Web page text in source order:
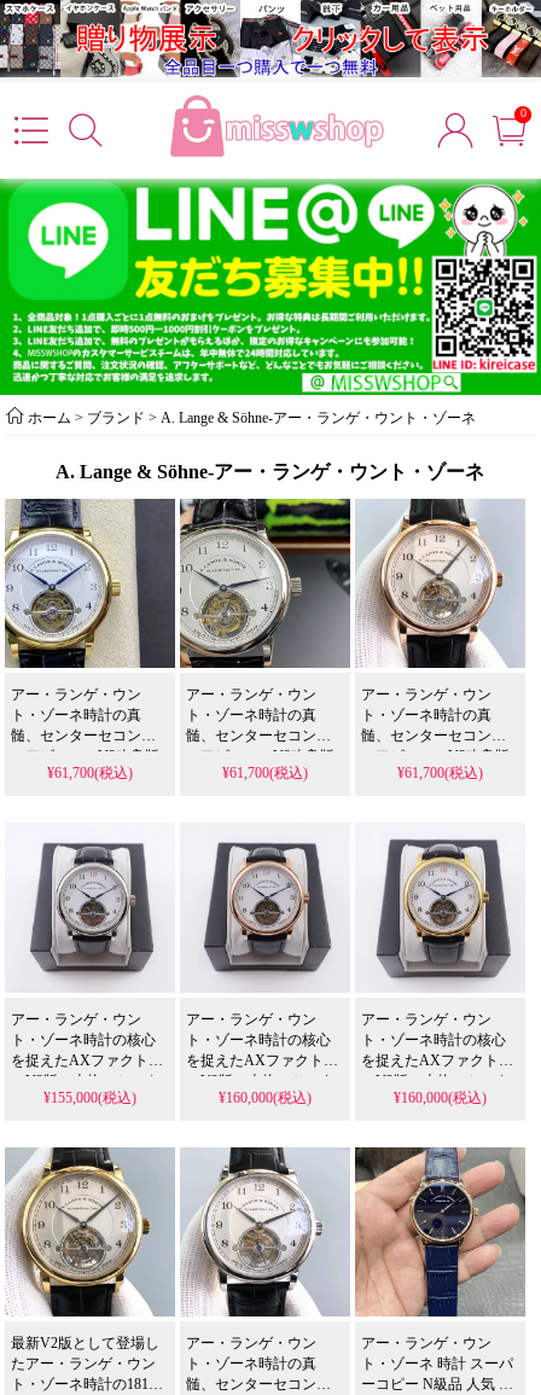
0
ホーム > ブランド > A. Lange & Söhne-アー・ランゲ・ウント・ゾーネ
A. Lange & Söhne-アー・ランゲ・ウント・ゾーネ
アー・ランゲ・ウン
ト・ゾーネ時計の真
髄、センターセコンド
ツアビヨン。V2改良版
はオリジナルL02.1ムー
場で極上と称される、
42mm×11mmの理想的な
薄さとゴールドケース
が生み出す、間違いな
く五つ星評価に値する
傑作です。
¥61,700(税込)
アー・ランゲ・ウン
ト・ゾーネ時計の真
髄、センターセコンド
ツアビヨン。V2改良版
はオリジナルL02.1ムー
スーパー コピー 格安市
場で極上と称される、
42mm×11mmの理想的な
薄さとゴールドケース
が生み出す、間違いな
く五つ星評価に値する
傑作です。
¥61,700(税込)
アー・ランゲ・ウン
ト・ゾーネ時計の真
髄、センターセコンド
ツアビヨン。V2改良版
はオリジナルL02.1ムー
スーパー コピー 格安市
場で極上と称される、
42mm×11mmの理想的な
薄さとゴールドケース
が生み出す、間違いな
く五つ星評価に値する
傑作です。
¥61,700(税込)
アー・ランゲ・ウン
ト・ゾーネ時計の核心
を捉えたAXファクトリ
ーV2版。本物のセンタ
ーセコンドツアビヨン
再現は、N級品人気スー
パー コピー 格安市場で
トップクラスと認めら
れる品質の証。
42×11mmの理想的なプ
ロポーションが、五つ
星に値する卓越した装
着感を実現します。
¥155,000(税込)
アー・ランゲ・ウン
ト・ゾーネ時計の核心
を捉えたAXファクトリ
ーV2版。本物のセンタ
ーセコンドツアビヨン
再現は、N級品人気スー
パー コピー 格安市場で
トップクラスと認めら
れる品質の証。
42×11mmの理想的なプ
ロポーションが、五つ
星に値する卓越した装
着感を実現します。
¥160,000(税込)
アー・ランゲ・ウン
ト・ゾーネ時計の核心
を捉えたAXファクトリ
ーV2版。本物のセンタ
ーセコンドツアビヨン
再現は、N級品人気スー
パー コピー 格安市場で
トップクラスと認めら
れる品質の証。
42×11mmの理想的なプ
ロポーションが、五つ
星に値する卓越した装
着感を実現します。
¥160,000(税込)
最新V2版として登場し
たアー・ランゲ・ウン
ト・ゾーネ時計の1815
アー・ランゲ・ウン
ト・ゾーネ時計の真
髄、センターセコンド
アー・ランゲ・ウン
ト・ゾーネ 時計 スーパ
ーコピー N級品 人気 星